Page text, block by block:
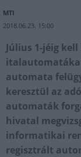
MTI
2018.06.23. 15:00
Július 1-jéig
automata
keresztül az
automaták
hivatal
informatikai
regisztrált